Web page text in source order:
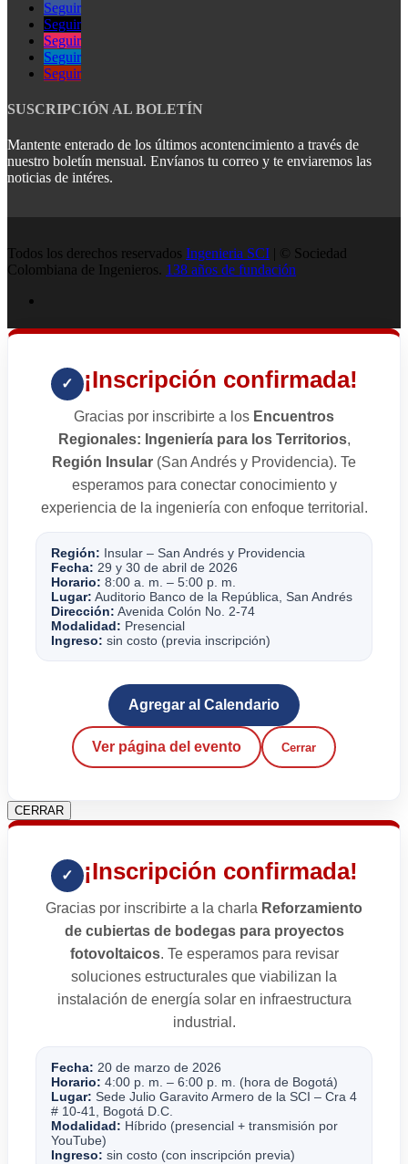
Seguir
Seguir
Seguir
Seguir
Seguir
SUSCRIPCIÓN AL BOLETÍN
Mantente enterado de los últimos acontencimiento a través de
nuestro boletín mensual. Envíanos tu correo y te enviaremos las
noticias de intéres.
Todos los derechos reservados Ingenieria SCI | © Sociedad
Colombiana de Ingenieros. 138 años de fundación
✓ ¡Inscripción confirmada!
Gracias por inscribirte a los Encuentros
Regionales: Ingeniería para los Territorios,
Región Insular (San Andrés y Providencia). Te
esperamos para conectar conocimiento y
experiencia de la ingeniería con enfoque territorial.
Región: Insular – San Andrés y Providencia
Fecha: 29 y 30 de abril de 2026
Horario: 8:00 a. m. – 5:00 p. m.
Lugar: Auditorio Banco de la República, San Andrés
Dirección: Avenida Colón No. 2-74
Modalidad: Presencial
Ingreso: sin costo (previa inscripción)
Agregar al Calendario
Ver página del evento Cerrar
CERRAR
✓ ¡Inscripción confirmada!
Gracias por inscribirte a la charla Reforzamiento
de cubiertas de bodegas para proyectos
fotovoltaicos. Te esperamos para revisar
soluciones estructurales que viabilizan la
instalación de energía solar en infraestructura
industrial.
Fecha: 20 de marzo de 2026
Horario: 4:00 p. m. – 6:00 p. m. (hora de Bogotá)
Lugar: Sede Julio Garavito Armero de la SCI – Cra 4
# 10-41, Bogotá D.C.
Modalidad: Híbrido (presencial + transmisión por
YouTube)
Ingreso: sin costo (con inscripción previa)